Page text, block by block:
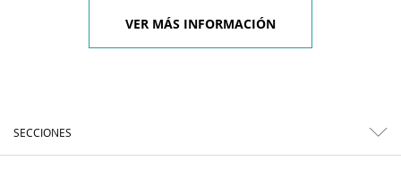
VER MÁS INFORMACIÓN
SECCIONES